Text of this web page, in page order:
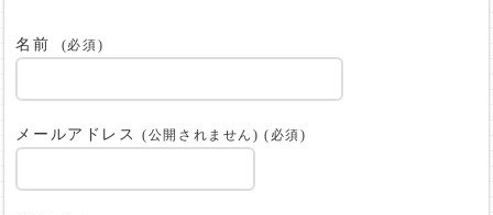
名前 (必須)
メールアドレス(公開されません) (必須)